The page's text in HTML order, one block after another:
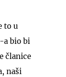
to u
a bio bi
članice
naši